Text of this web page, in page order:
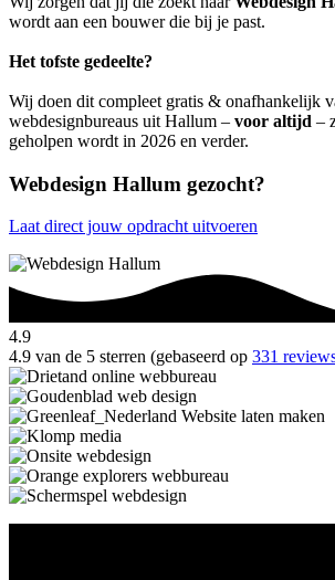
wordt aan een bouwer die bij je past.
Het tofste gedeelte?
Wij doen dit compleet gratis & onafhankelijk
webdesignbureaus uit Hallum – voor altijd –
geholpen wordt in 2026 en verder.
Webdesign Hallum gezocht?
Laat direct jouw opdracht uitvoeren
4.9
4.9 van de 5 sterren (gebaseerd op 331